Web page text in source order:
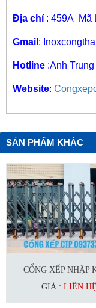
Địa chỉ : 459A Mã
Gmail :
Hotline :Anh Trung
Website:
SẢN PHẨM KHÁC
CỔNG XẾP NHẬP
GIÁ : LIÊN HỆ